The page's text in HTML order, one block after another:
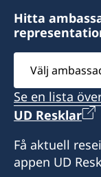
Hitta
Välj
ambassad
Se en lista
UD Resklar
Få aktuell
appen UD